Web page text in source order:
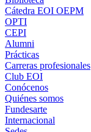
Cátedra EOI OEPM
OPTI
CEPI
Alumni
Prácticas
Carreras profesionales
Club EOI
Conócenos
Quiénes somos
Fundesarte
Internacional